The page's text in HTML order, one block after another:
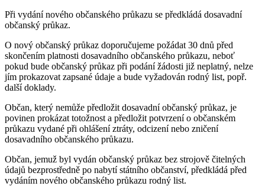
Při vydání nového občanského průkazu se předkládá dosavadní
občanský průkaz.
O nový občanský průkaz doporučujeme požádat 30 dnů před
skončením platnosti dosavadního občanského průkazu, neboť
pokud bude občanský průkaz při podání žádosti již neplatný, nelze
jím prokazovat zapsané údaje a bude vyžadován rodný list, popř.
další doklady.
Občan, který nemůže předložit dosavadní občanský průkaz, je
povinen prokázat totožnost a předložit potvrzení o občanském
průkazu vydané při ohlášení ztráty, odcizení nebo zničení
dosavadního občanského průkazu.
Občan, jemuž byl vydán občanský průkaz bez strojově čitelných
údajů bezprostředně po nabytí státního občanství, předkládá před
vydáním nového občanského průkazu rodný list.